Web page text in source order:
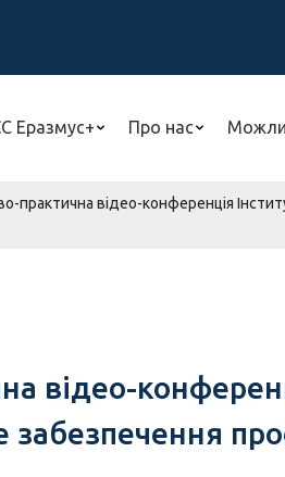
Еразмус+ Про нас
практична відео-конференція
відео-